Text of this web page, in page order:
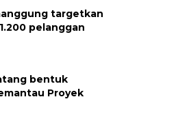
targetkan
pelanggan
bentuk
Proyek